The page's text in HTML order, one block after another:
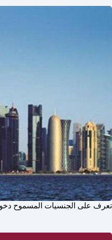
تعرف على الجنسيات المسموح